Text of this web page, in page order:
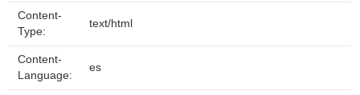
Content-
Type:
text/html
Content-
Language:
es